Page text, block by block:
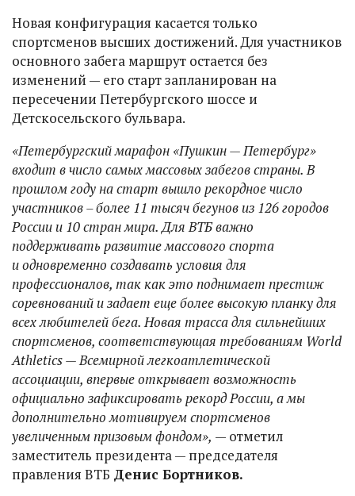
Новая конфигурация касается только
спортсменов высших достижений. Для участников
основного забега маршрут остается без
изменений — его старт запланирован на
пересечении Петербургского шоссе и
Детскосельского бульвара.
«Петербургский марафон «Пушкин — Петербург»
входит в число самых массовых забегов страны. В
прошлом году на старт вышло рекордное число
участников – более 11 тысяч бегунов из 126 городов
России и 10 стран мира. Для ВТБ важно
поддерживать развитие массового спорта
и одновременно создавать условия для
профессионалов, так как это поднимает престиж
соревнований и задает еще более высокую планку для
всех любителей бега. Новая трасса для сильнейших
спортсменов, соответствующая требованиям World
Athletics — Всемирной легкоатлетической
ассоциации, впервые открывает возможность
официально зафиксировать рекорд России, а мы
дополнительно мотивируем спортсменов
увеличенным призовым фондом», — отметил
заместитель президента — председателя
правления ВТБ Денис Бортников.